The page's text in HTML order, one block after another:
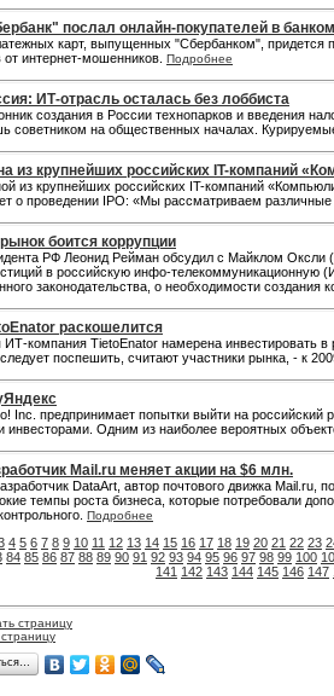
послал онлайн-покупателей в
карт, выпущенных "Сбербанком", придется
от интернет-мошенников. Подробнее
ИТ-отрасль осталась без лоббиста
создания в России технопарков и введения
советником на общественных началах.
из крупнейших российских IT-компаний
из крупнейших российских IT-компаний
о проведении IPO: «Мы рассматриваем
боится коррупции
РФ Леонид Рейман обсудил с Майклом Оксли
в российскую инфо-телекоммуникационную
законодательства, о необходимости
раскошелится
ИТ-компания TietoEnator намерена инвестировать
поспешить, считают участники рынка, - к
Inc. предпринимает попытки выйти на российский
инвесторами. Одним из наиболее вероятных
Mail.ru меняет акции на $6 млн.
DataArt, автор почтового движка Mail.ru,
темпы роста бизнеса, которые потребовали
Подробнее
4 5 6 7 8 9 10 11 12 13 14 15 16 17 18 19 20 21 22 23
84 85 86 87 88 89 90 91 92 93 94 95 96 97 98 99 100
141 142 143 144 145 146 147
страницу